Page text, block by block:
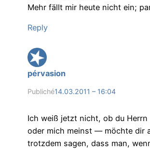
Mehr fällt mir heute nicht ein;
Reply
pérvasion
Publiché14.03.2011 – 16:04
Ich weiß jetzt nicht, ob du Herrn
oder mich meinst — möchte dir
trotzdem sagen, dass man,